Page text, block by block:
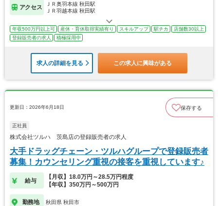
アクセス
ＪＲ奥羽本線 秋田駅
ＪＲ羽越本線 秋田駅
年収500万円以上可 産休・育休取得実績有り スキルアップ 駅チカ
店舗数30以上
登録販売者の求人
積極採用中
求人の詳細を見る この求人に興味がある
更新日：2026年6月18日 保存する
正社員
株式会社ツルハ 茨島店の登録販売者の求人
大手ドラッグチェーン・ツルハグループで登録販売者
募集！カウンセリング重視の接客を重視しています♪
給与
【月収】18.0万円～28.5万円程度
【年収】350万円～500万円
勤務地 秋田県 秋田市